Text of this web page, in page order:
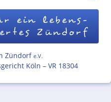
ein lebens-
Zündorf
Zündorfe.V.
Köln – VR 18304